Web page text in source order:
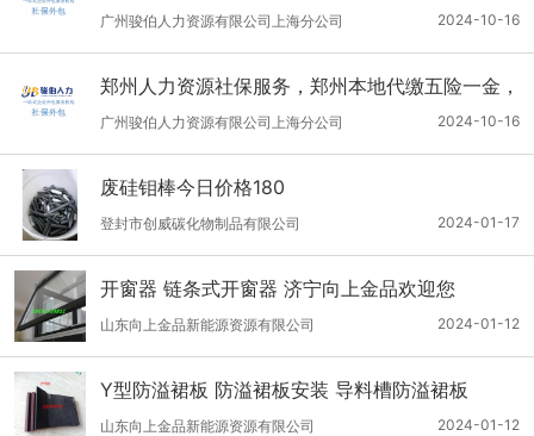
五险一金代买
2024-10-16
广州骏伯人力资源有限公司上海分公司
郑州人力资源社保服务，郑州本地代缴五险一金，
郑州劳务派遣
2024-10-16
广州骏伯人力资源有限公司上海分公司
废硅钼棒今日价格180
2024-01-17
登封市创威碳化物制品有限公司
开窗器 链条式开窗器 济宁向上金品欢迎您
2024-01-12
山东向上金品新能源资源有限公司
Y型防溢裙板 防溢裙板安装 导料槽防溢裙板
2024-01-12
山东向上金品新能源资源有限公司